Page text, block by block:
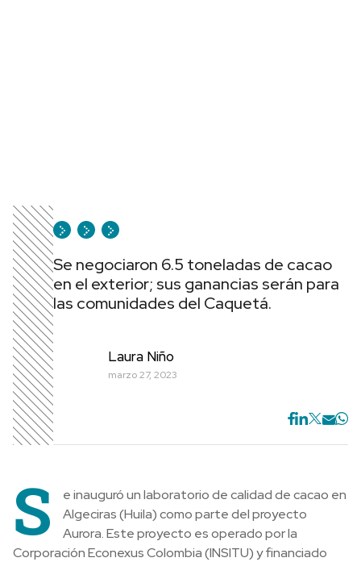
Se negociaron 6.5 toneladas de cacao
en el exterior; sus ganancias serán para
las comunidades del Caquetá.
Laura Niño
marzo 27, 2023
S
e inauguró un laboratorio de calidad de cacao en
Algeciras (Huila) como parte del proyecto
Aurora. Este proyecto es operado por la
Corporación Econexus Colombia (INSITU) y financiado